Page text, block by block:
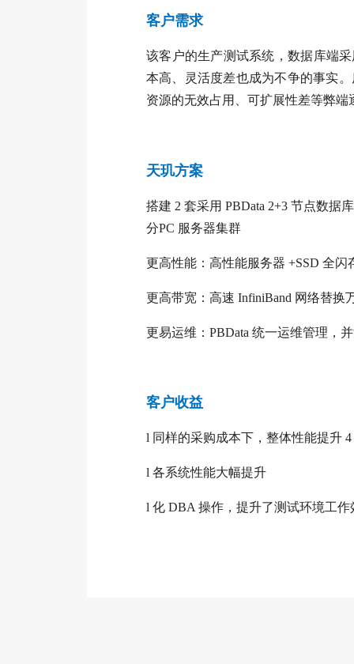
客户需求
该客户的生产测试系统，数据库端
本高、灵活度差也成为不争的事实
资源的无效占用、可扩展性差等弊端
天玑方案
搭建 2 套采用 PBData 2+3 节点数
分PC 服务器集群
更高性能：高性能服务器 +SSD 全
更高带宽：高速 InfiniBand 网络替换
更易运维：PBData 统一运维管理，
客户收益
l 同样的采购成本下，整体性能提升
l 各系统性能大幅提升
l 化 DBA 操作，提升了测试环境工